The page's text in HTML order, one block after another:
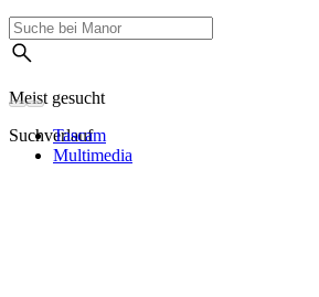
Meist gesucht
Suchverlauf
Tascam
Multimedia